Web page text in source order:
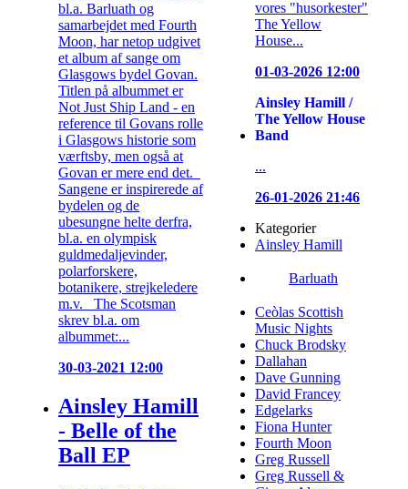
bl.a. Barluath og
samarbejdet med Fourth
Moon, har netop udgivet
et album af sange om
Glasgows bydel Govan.
Titlen på albummet er
Not Just Ship Land - en
reference til Govans rolle
i Glasgows historie som
værftsby, men også at
Govan er mere end det.
Sangene er inspirerede af
bydelen og de
ubesungne helte derfra,
bl.a. en olympisk
guldmedaljevinder,
polarforskere,
botanikere, strejkeledere
m.v. The Scotsman
skrev bl.a. om
albummet:...
30-03-2021 12:00
Ainsley Hamill
- Belle of the
Ball EP
vores "husorkester"
The Yellow
House...
01-03-2026 12:00
Ainsley Hamill /
The Yellow House
Band
...
26-01-2026 21:46
Kategorier
Ainsley Hamill
Barluath
Ceòlas Scottish
Music Nights
Chuck Brodsky
Dallahan
Dave Gunning
David Francey
Edgelarks
Fiona Hunter
Fourth Moon
Greg Russell
Greg Russell &